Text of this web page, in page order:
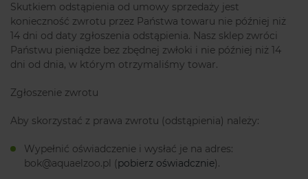
Skutkiem odstąpienia od umowy sprzedaży jest
konieczność zwrotu przez Państwa towaru nie później niż
14 dni od daty zgłoszenia odstąpienia. Nasz sklep zwróci
Państwu pieniądze bez zbędnej zwłoki i nie później niż 14
dni od dnia, w którym otrzymaliśmy towar.
Zgłoszenie zwrotu
Aby skorzystać z prawa zwrotu (odstąpienia) należy:
Wypełnić oświadczenie i wysłać je na adres:
bok@aquaelzoo.pl (pobierz oświadcznie).